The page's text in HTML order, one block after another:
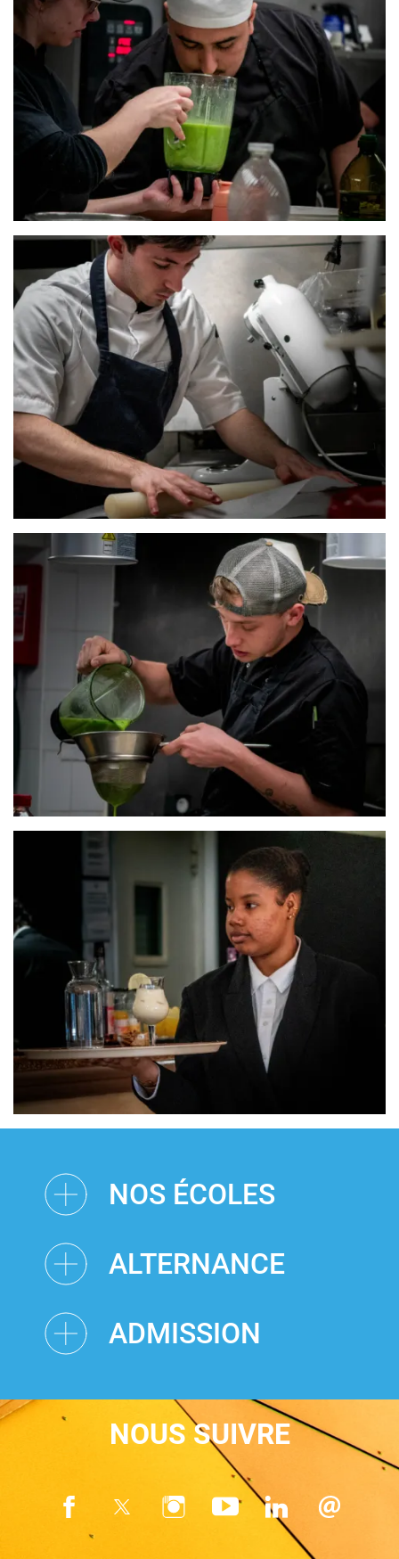
NOS ÉCOLES
ALTERNANCE
ADMISSION
NOUS SUIVRE